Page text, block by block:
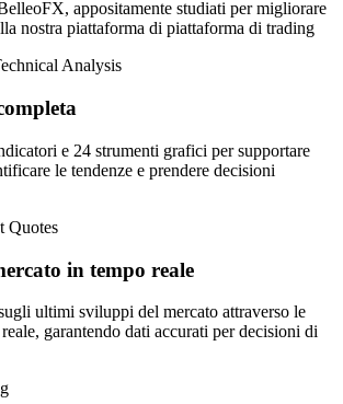
appositamente studiati per migliorare
nostra piattaforma di piattaforma di trading
e 24 strumenti grafici per supportare
le tendenze e prendere decisioni
in tempo reale
ultimi sviluppi del mercato attraverso le
garantendo dati accurati per decisioni di